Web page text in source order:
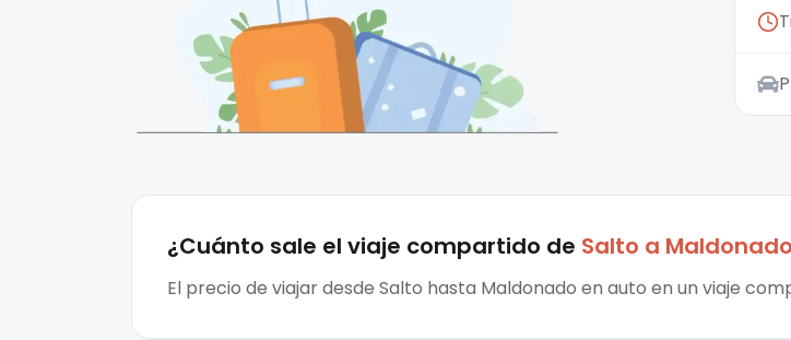
¿Cuánto sale el viaje compartido de Salto a Maldonado
El precio de viajar desde Salto hasta Maldonado en auto en un viaje